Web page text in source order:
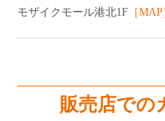
モザイクモール港北1F ［MAP
販売店での